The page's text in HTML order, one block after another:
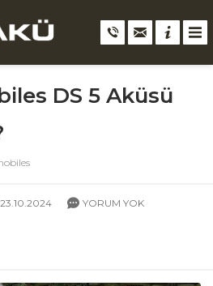
DS 5 Aküsü
23.10.2024
YORUM YOK